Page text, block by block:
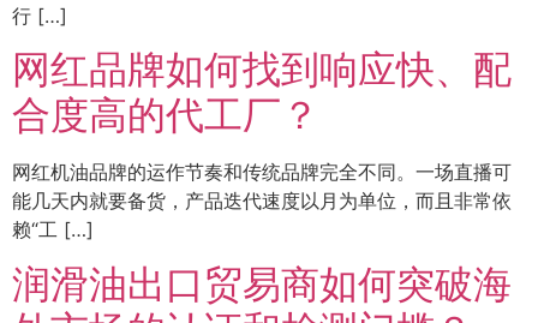
行 […]
网红品牌如何找到响应快、配
合度高的代工厂？
网红机油品牌的运作节奏和传统品牌完全不同。一场直播可
能几天内就要备货，产品迭代速度以月为单位，而且非常依
赖“工 […]
润滑油出口贸易商如何突破海